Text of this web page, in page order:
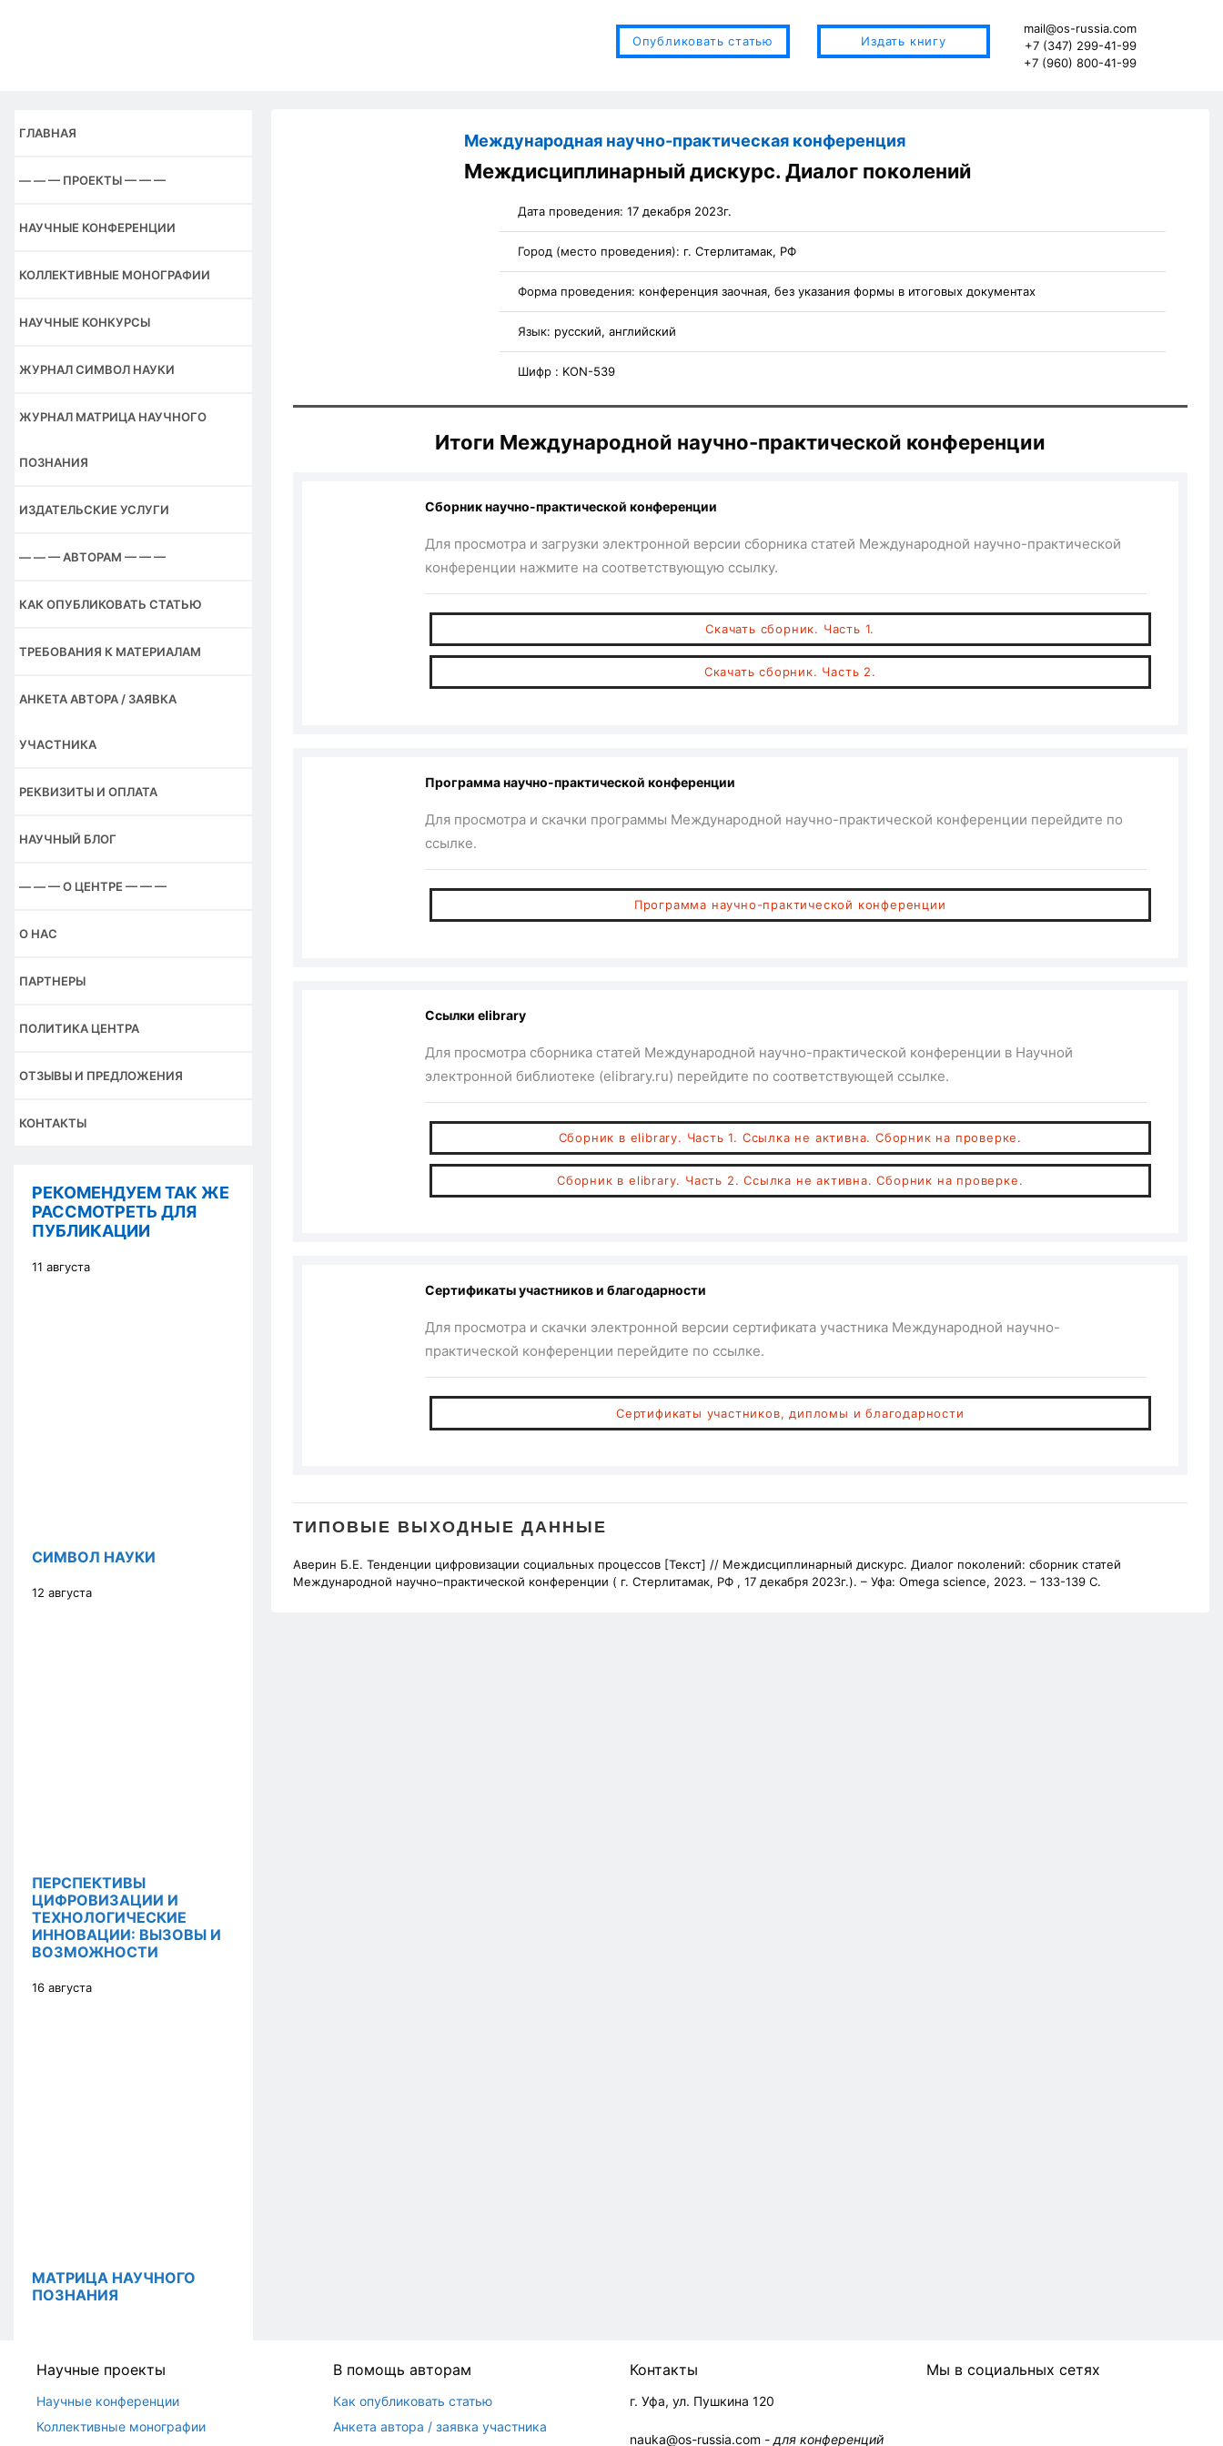
Опубликовать статью Издать книгу
mail@os-russia.com
+7 (347) 299-41-99
+7 (960) 800-41-99
ГЛАВНАЯ
— — — ПРОЕКТЫ — — —
НАУЧНЫЕ КОНФЕРЕНЦИИ
КОЛЛЕКТИВНЫЕ МОНОГРАФИИ
НАУЧНЫЕ КОНКУРСЫ
ЖУРНАЛ СИМВОЛ НАУКИ
ЖУРНАЛ МАТРИЦА НАУЧНОГО
ПОЗНАНИЯ
ИЗДАТЕЛЬСКИЕ УСЛУГИ
— — — АВТОРАМ — — —
КАК ОПУБЛИКОВАТЬ СТАТЬЮ
ТРЕБОВАНИЯ К МАТЕРИАЛАМ
АНКЕТА АВТОРА / ЗАЯВКА
УЧАСТНИКА
РЕКВИЗИТЫ И ОПЛАТА
НАУЧНЫЙ БЛОГ
— — — О ЦЕНТРЕ — — —
О НАС
ПАРТНЕРЫ
ПОЛИТИКА ЦЕНТРА
ОТЗЫВЫ И ПРЕДЛОЖЕНИЯ
КОНТАКТЫ
РЕКОМЕНДУЕМ ТАК ЖЕ
РАССМОТРЕТЬ ДЛЯ
ПУБЛИКАЦИИ
11 августа
СИМВОЛ НАУКИ
12 августа
ПЕРСПЕКТИВЫ
ЦИФРОВИЗАЦИИ И
ТЕХНОЛОГИЧЕСКИЕ
ИННОВАЦИИ: ВЫЗОВЫ И
ВОЗМОЖНОСТИ
16 августа
МАТРИЦА НАУЧНОГО
ПОЗНАНИЯ
Международная научно-практическая конференция
Междисциплинарный дискурс. Диалог поколений
Дата проведения: 17 декабря 2023г.
Город (место проведения): г. Стерлитамак, РФ
Форма проведения: конференция заочная, без указания формы в итоговых документах
Язык: русский, английский
Шифр : KON-539
Итоги Международной научно-практической конференции
Сборник научно-практической конференции
Для просмотра и загрузки электронной версии сборника статей Международной научно-практической
конференции нажмите на соответствующую ссылку.
Скачать сборник. Часть 1.
Скачать сборник. Часть 2.
Программа научно-практической конференции
Для просмотра и скачки программы Международной научно-практической конференции перейдите по
ссылке.
Программа научно-практической конференции
Ссылки elibrary
Для просмотра сборника статей Международной научно-практической конференции в Научной
электронной библиотеке (elibrary.ru) перейдите по соответствующей ссылке.
Сборник в elibrary. Часть 1. Ссылка не активна. Сборник на проверке.
Сборник в elibrary. Часть 2. Ссылка не активна. Сборник на проверке.
Сертификаты участников и благодарности
Для просмотра и скачки электронной версии сертификата участника Международной научно-
практической конференции перейдите по ссылке.
Сертификаты участников, дипломы и благодарности
ТИПОВЫЕ ВЫХОДНЫЕ ДАННЫЕ
Аверин Б.Е. Тенденции цифровизации социальных процессов [Текст] // Междисциплинарный дискурс. Диалог поколений: сборник статей
Международной научно–практической конференции ( г. Стерлитамак, РФ , 17 декабря 2023г.). – Уфа: Omega science, 2023. – 133-139 С.
Научные проекты
Научные конференции
Коллективные монографии
В помощь авторам
Как опубликовать статью
Анкета автора / заявка участника
Контакты
г. Уфа, ул. Пушкина 120
nauka@os-russia.com - для конференций
Мы в социальных сетях